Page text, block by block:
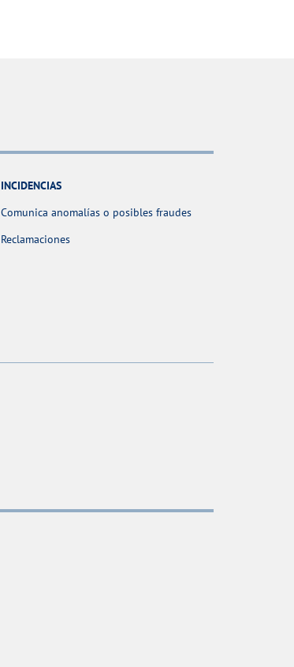
INCIDENCIAS
Comunica anomalías o posibles fraudes
Reclamaciones